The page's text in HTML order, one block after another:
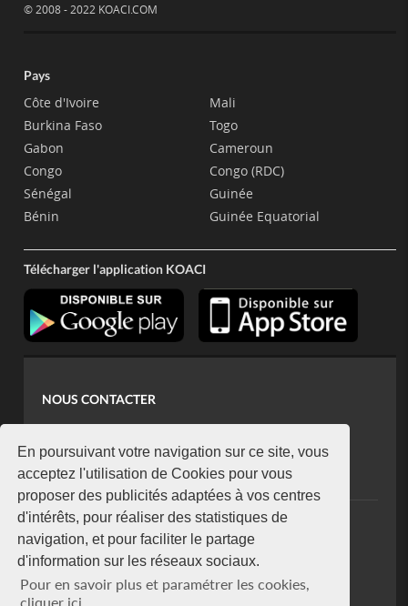
En poursuivant votre navigation sur ce site, vous
acceptez l'utilisation de Cookies pour vous
proposer des publicités adaptées à vos centres
d'intérêts, pour réaliser des statistiques de
navigation, et pour faciliter le partage
d'information sur les réseaux sociaux.
Pour en savoir plus et paramétrer les cookies,
cliquer ici
© 2008 - 2022 KOACI.COM
Pays
Côte d'Ivoire
Burkina Faso
Gabon
Congo
Sénégal
Bénin
Mali
Togo
Cameroun
Congo (RDC)
Guinée
Guinée Equatorial
Télécharger l'application KOACI
NOUS CONTACTER
koaci@yahoo.fr
+225 07 08 85 52 93
NEWSLETTER
Restez connecté via notre newsletter
S'abonner
Se désabonner